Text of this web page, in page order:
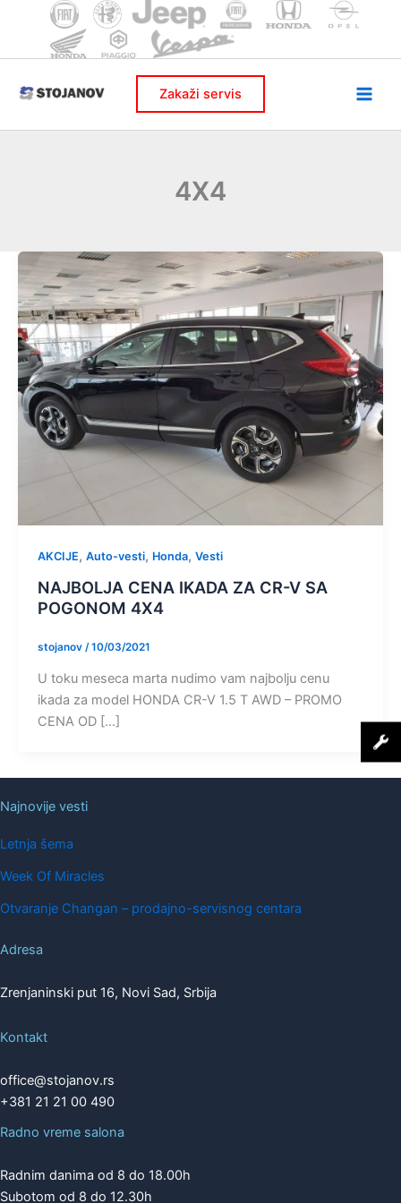
Zakaži servis
4X4
AKCIJE, Auto-vesti, Honda, Vesti
NAJBOLJA CENA IKADA ZA CR-V SA
POGONOM 4X4
stojanov /10/03/2021
U toku meseca marta nudimo vam najbolju cenu
ikada za model HONDA CR-V 1.5 T AWD – PROMO
CENA OD […]
Najnovije vesti
Letnja šema
Week Of Miracles
Otvaranje Changan – prodajno-servisnog centara
Adresa
Zrenjaninski put 16, Novi Sad, Srbija
Kontakt
office@stojanov.rs
+381 21 21 00 490
Radno vreme salona
Radnim danima od 8 do 18.00h
Subotom od 8 do 12.30h